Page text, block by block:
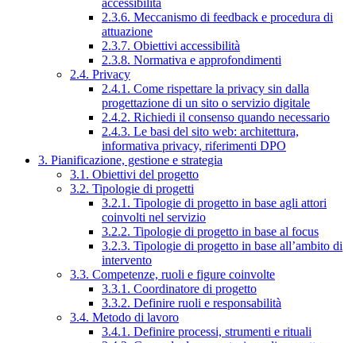
accessibilità
2.3.6. Meccanismo di feedback e procedura di
attuazione
2.3.7. Obiettivi accessibilità
2.3.8. Normativa e approfondimenti
2.4. Privacy
2.4.1. Come rispettare la privacy sin dalla
progettazione di un sito o servizio digitale
2.4.2. Richiedi il consenso quando necessario
2.4.3. Le basi del sito web: architettura,
informativa privacy, riferimenti DPO
3. Pianificazione, gestione e strategia
3.1. Obiettivi del progetto
3.2. Tipologie di progetti
3.2.1. Tipologie di progetto in base agli attori
coinvolti nel servizio
3.2.2. Tipologie di progetto in base al focus
3.2.3. Tipologie di progetto in base all’ambito di
intervento
3.3. Competenze, ruoli e figure coinvolte
3.3.1. Coordinatore di progetto
3.3.2. Definire ruoli e responsabilità
3.4. Metodo di lavoro
3.4.1. Definire processi, strumenti e rituali